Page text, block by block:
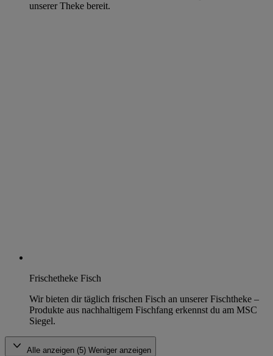
unserer Theke bereit.
Frischetheke Fisch
Wir bieten dir täglich frischen Fisch an unserer Fischtheke –
Produkte aus nachhaltigem Fischfang erkennst du am MSC
Siegel.
Alle anzeigen (5) Weniger anzeigen